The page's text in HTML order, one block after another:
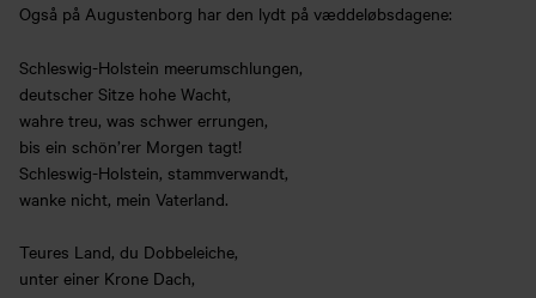
Også på Augustenborg har den lydt på væddeløbsdagene:
Schleswig-Holstein meerumschlungen,
deutscher Sitze hohe Wacht,
wahre treu, was schwer errungen,
bis ein schön’rer Morgen tagt!
Schleswig-Holstein, stammverwandt,
wanke nicht, mein Vaterland.
Teures Land, du Dobbeleiche,
unter einer Krone Dach,